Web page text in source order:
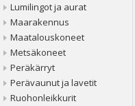
Lumilingot ja aurat
Maarakennus
Maatalouskoneet
Metsäkoneet
Peräkärryt
Perävaunut ja lavetit
Ruohonleikkurit